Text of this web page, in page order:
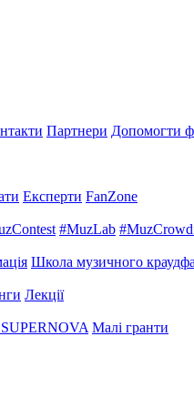
Партнери Допомогти
Експерти FanZone
#MuzLab
Школа музичного
Лекції
Малі гранти